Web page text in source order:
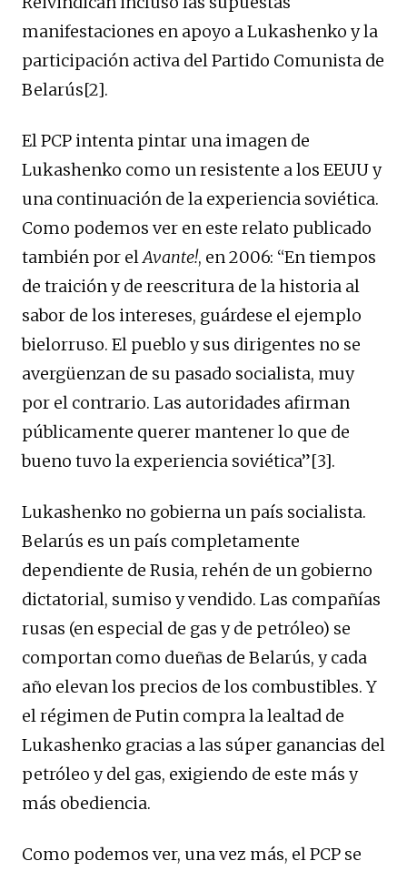
manifestaciones en apoyo a Lukashenko y la
participación activa del Partido Comunista de
Belarús[2].
El PCP intenta pintar una imagen de
Lukashenko como un resistente a los EEUU y
una continuación de la experiencia soviética.
Como podemos ver en este relato publicado
también por elAvante!, en 2006: “En tiempos
de traición y de reescritura de la historia al
sabor de los intereses, guárdese el ejemplo
bielorruso. El pueblo y sus dirigentes no se
avergüenzan de su pasado socialista, muy
por el contrario. Las autoridades afirman
públicamente querer mantener lo que de
bueno tuvo la experiencia soviética”[3].
Lukashenko no gobierna un país socialista.
Belarús es un país completamente
dependiente de Rusia, rehén de un gobierno
dictatorial, sumiso y vendido. Las compañías
rusas (en especial de gas y de petróleo) se
comportan como dueñas de Belarús, y cada
año elevan los precios de los combustibles. Y
el régimen de Putin compra la lealtad de
Lukashenko gracias a las súper ganancias del
petróleo y del gas, exigiendo de este más y
más obediencia.
Como podemos ver, una vez más, el PCP se